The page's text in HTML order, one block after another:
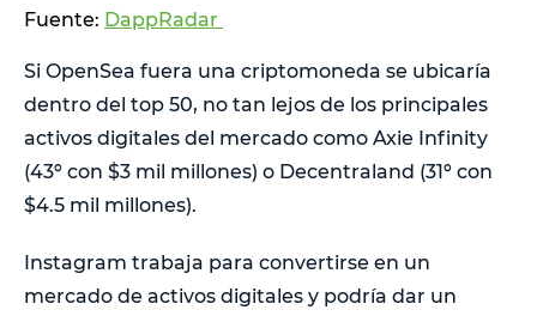
Fuente: DappRadar
Si OpenSea fuera una criptomoneda se ubicaría
dentro del top 50, no tan lejos de los principales
activos digitales del mercado como Axie Infinity
(43º con $3 mil millones) o Decentraland (31º con
$4.5 mil millones).
Instagram trabaja para convertirse en un
mercado de activos digitales y podría dar un